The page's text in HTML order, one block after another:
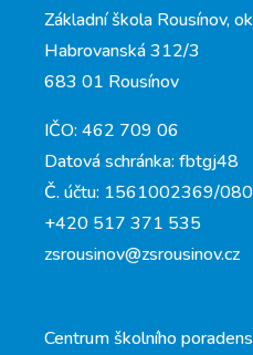
Základní škola Rousínov,
Habrovanská 312/3
683 01 Rousínov
IČO: 462 709 06
Datová schránka: fbtgj48
Č. účtu: 1561002369/
+420 517 371 535
zsrousinov@zsrousinov.cz
Centrum školního